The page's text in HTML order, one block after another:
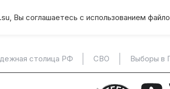
Вы соглашаетесь с использованием
столица РФ СВО Выборы в